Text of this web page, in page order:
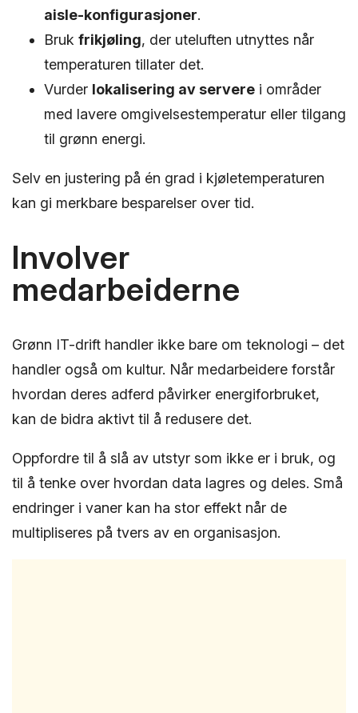
aisle-konfigurasjoner.
Bruk frikjøling, der uteluften utnyttes når
temperaturen tillater det.
Vurder lokalisering av servere i områder
med lavere omgivelsestemperatur eller tilgang
til grønn energi.
Selv en justering på én grad i kjøletemperaturen
kan gi merkbare besparelser over tid.
Involver
medarbeiderne
Grønn IT-drift handler ikke bare om teknologi – det
handler også om kultur. Når medarbeidere forstår
hvordan deres adferd påvirker energiforbruket,
kan de bidra aktivt til å redusere det.
Oppfordre til å slå av utstyr som ikke er i bruk, og
til å tenke over hvordan data lagres og deles. Små
endringer i vaner kan ha stor effekt når de
multipliseres på tvers av en organisasjon.